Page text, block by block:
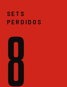
SETS
PERDIDOS
8